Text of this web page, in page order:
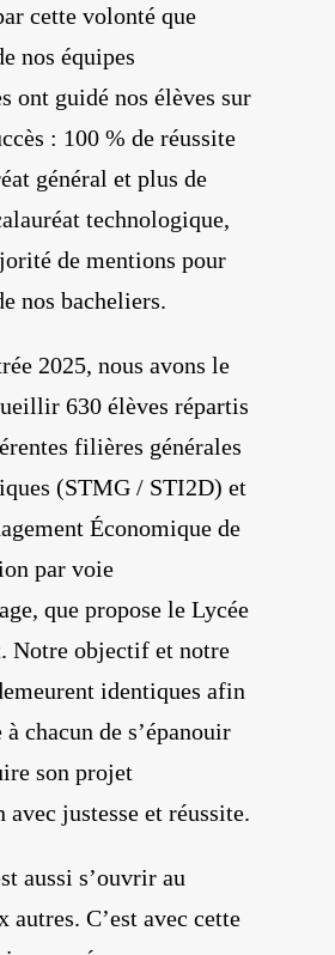
cette volonté que
nos équipes
ont guidé nos élèves sur
: 100 % de réussite
général et plus de
technologique,
de mentions pour
nos bacheliers.
2025, nous avons le
630 élèves répartis
filières générales
(STMG / STI2D) et
Économique de
par voie
que propose le Lycée
Notre objectif et notre
identiques afin
chacun de s’épanouir
son projet
avec justesse et réussite.
aussi s’ouvrir au
autres. C’est avec cette